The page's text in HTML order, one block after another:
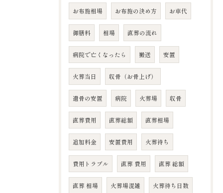
お布施相場 お布施の決め方 お車代
御膳料 相場 直葬の流れ
病院で亡くなったら 搬送 安置
火葬当日 収骨（お骨上げ）
遺骨の安置 病院 火葬場 収骨
直葬費用 直葬総額 直葬相場
追加料金 安置費用 火葬待ち
費用トラブル 直葬 費用 直葬 総額
直葬 相場 火葬場混雑 火葬待ち日数